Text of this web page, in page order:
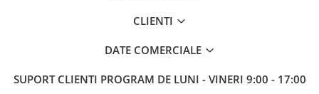
CLIENTI
DATE COMERCIALE
SUPORT CLIENTI PROGRAM DE LUNI - VINERI 9:00 - 17:00